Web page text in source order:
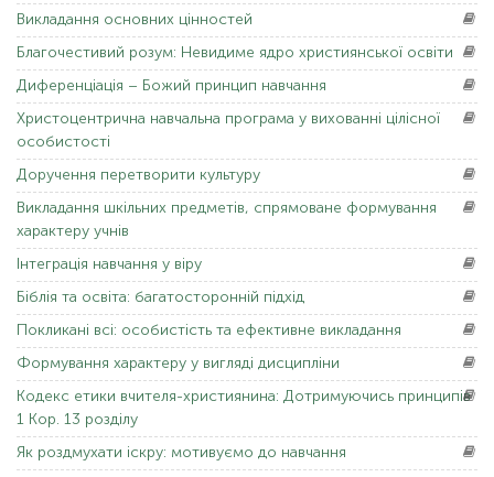
Викладання основних цінностей
Благочестивий розум: Невидиме ядро ​​християнської освіти
Диференціація – Божий принцип навчання
Христоцентрична навчальна програма у вихованні цілісної
особистості
Доручення перетворити культуру
Викладання шкільних предметів, спрямоване формування
характеру учнів
Інтеграція навчання у віру
Біблія та освіта: багатосторонній підхід
Покликані всі: особистість та ефективне викладання
Формування характеру у вигляді дисципліни
Кодекс етики вчителя-християнина: Дотримуючись принципів
1 Кор. 13 розділу
Як роздмухати іскру: мотивуємо до навчання